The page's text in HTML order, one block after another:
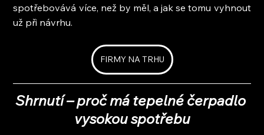
spotřebovává více, než by měl, a jak se tomu vyhnout
už při návrhu.
FIRMY NA TRHU
Shrnutí – proč má tepelné čerpadlo
vysokou spotřebu